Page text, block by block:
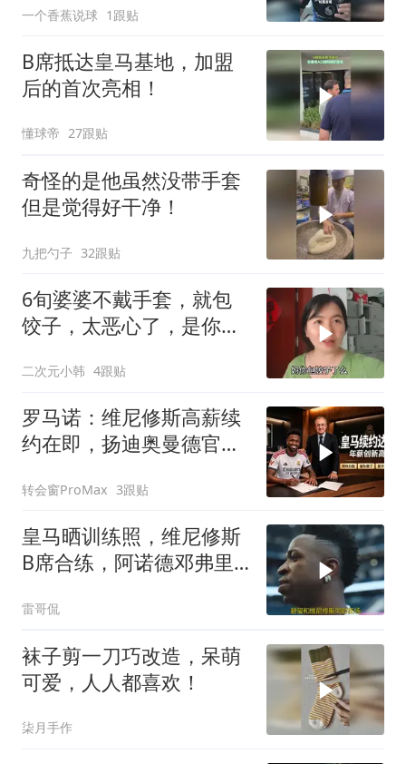
一个香蕉说球 1跟贴
B席抵达皇马基地，加盟
后的首次亮相！
懂球帝 27跟贴
奇怪的是他虽然没带手套
但是觉得好干净！
九把勺子 32跟贴
6旬婆婆不戴手套，就包
饺子，太恶心了，是你能
二次元小韩 4跟贴
罗马诺：维尼修斯高薪续
约在即，扬迪奥曼德官宣
转会窗ProMax 3跟贴
皇马晒训练照，维尼修斯
B席合练，阿诺德邓弗里
雷哥侃
袜子剪一刀巧改造，呆萌
可爱，人人都喜欢！
柒月手作